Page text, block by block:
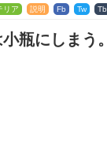
リア 説明 Fb Tw Tb
瓶にしまう。